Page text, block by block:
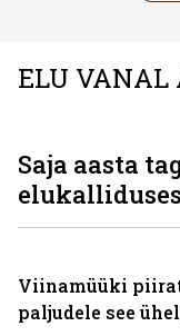
ELU VANAL
Saja aasta
Viinamüüki
paljudele see